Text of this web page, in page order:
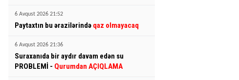
6 Avqust 2026 21:52
Paytaxtın bu ərazilərində qaz olmayacaq
6 Avqust 2026 21:36
Suraxanıda bir aydır davam edən su
PROBLEMİ - Qurumdan AÇIQLAMA